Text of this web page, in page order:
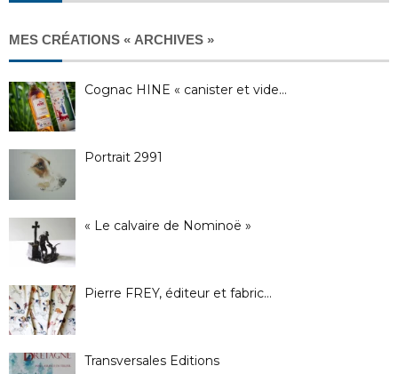
MES CRÉATIONS « ARCHIVES »
Cognac HINE « canister et vide…
Portrait 2991
« Le calvaire de Nominoë »
Pierre FREY, éditeur et fabric…
Transversales Editions